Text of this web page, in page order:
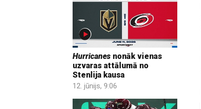
Hurricanes nonāk vienas
uzvaras attālumā no
Stenlija kausa
12. jūnijs, 9:06